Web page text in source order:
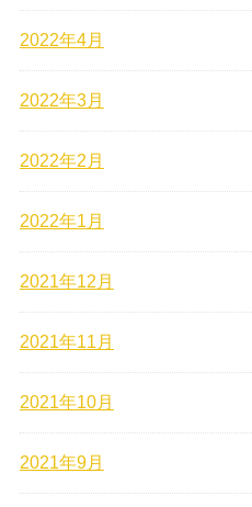
2022年4月
2022年3月
2022年2月
2022年1月
2021年12月
2021年11月
2021年10月
2021年9月